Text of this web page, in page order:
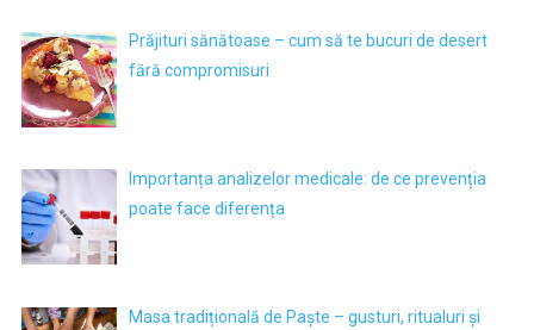
Prăjituri sănătoase – cum să te bucuri de desert
fără compromisuri
Importanța analizelor medicale: de ce prevenția
poate face diferența
Masa tradițională de Paște – gusturi, ritualuri și